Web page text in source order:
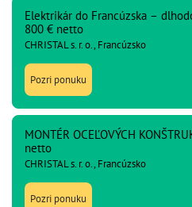
Elektrikár do Francúzska –
800 € netto
CHRISTAL s. r. o., Francúzsko
Pozri ponuku
MONTÉR OCEĽOVÝCH
netto
CHRISTAL s. r. o., Francúzsko
Pozri ponuku